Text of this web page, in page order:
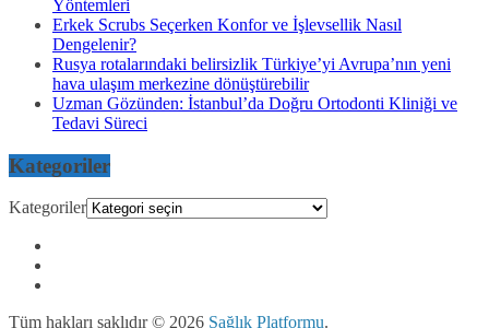
Yöntemleri
Erkek Scrubs Seçerken Konfor ve İşlevsellik Nasıl
Dengelenir?
Rusya rotalarındaki belirsizlik Türkiye’yi Avrupa’nın yeni
hava ulaşım merkezine dönüştürebilir
Uzman Gözünden: İstanbul’da Doğru Ortodonti Kliniği ve
Tedavi Süreci
Kategoriler
Kategoriler
Tüm hakları saklıdır © 2026 Sağlık Platformu.